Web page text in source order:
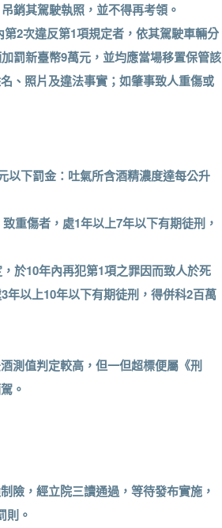
銷其駕駛執照，並不得再考領。
2次違反第1項規定者，依其駕駛車輛分
罰新臺幣9萬元，並均應當場移置保管該
、照片及違法事實；如肇事致人重傷或
以下罰金：吐氣所含酒精濃度達每公升
重傷者，處1年以上7年以下有期徒刑，
於10年內再犯第1項之罪因而致人於死
以上10年以下有期徒刑，得併科2百萬
測值判定較高，但一但超標便屬《刑
。
險，經立院三讀通過，等待發布實施，
則。